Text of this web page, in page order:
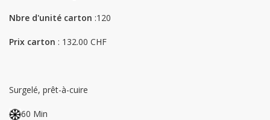
Nbre d'unité carton :120
Prix carton : 132.00 CHF
Surgelé, prêt-à-cuire
60 Min